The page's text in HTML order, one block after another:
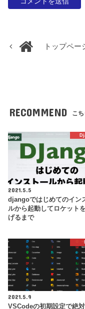
トップペー
RECOMMEND こ
2021.5.5
djangoではじめてのイン
ルから起動してロケット
げるまで
2021.5.9
VSCodeの初期設定で絶